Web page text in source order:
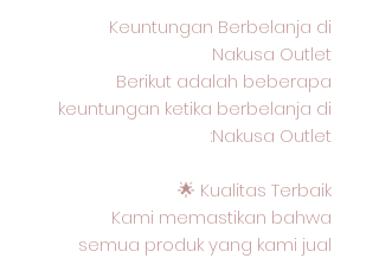
Keuntungan Berbelanja di
Nakusa Outlet
Berikut adalah beberapa
keuntungan ketika berbelanja di
Nakusa Outlet:
Kualitas Terbaik 🌟
Kami memastikan bahwa
semua produk yang kami jual